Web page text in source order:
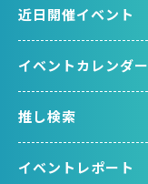
近日開催イベント
イベントカレンダー
推し検索
イベントレポート